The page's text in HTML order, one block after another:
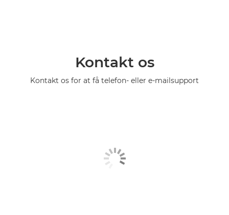
Kontakt os
Kontakt os for at få telefon- eller e-mailsupport